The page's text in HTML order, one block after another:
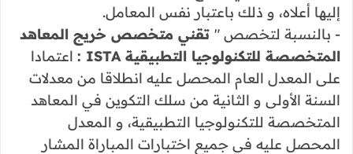
إليها أعلاه، و ذلك باعتبار نفس المعامل.
- بالنسبة لتخصص " تقني متخصص خريج المعاهد
المتخصصة للتكنولوجيا التطبيقية ISTA :
اعتمادا
على المعدل العام المحصل عليه انطلاقا من معدلات
السنة الأولى و الثانية من سلك التكوين في المعاهد
المتخصصة للتكنولوجيا التطبيقية، و المعدل
المحصل عليه في جميع اختبارات المباراة المشار